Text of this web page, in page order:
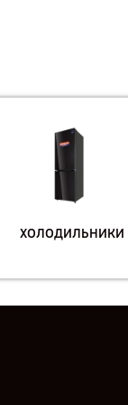
ХОЛОДИЛЬНИКИ